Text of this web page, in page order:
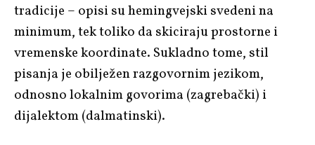
tradicije – opisi su hemingvejski svedeni na
minimum, tek toliko da skiciraju prostorne i
vremenske koordinate. Sukladno tome, stil
pisanja je obilježen razgovornim jezikom,
odnosno lokalnim govorima (zagrebački) i
dijalektom (dalmatinski).